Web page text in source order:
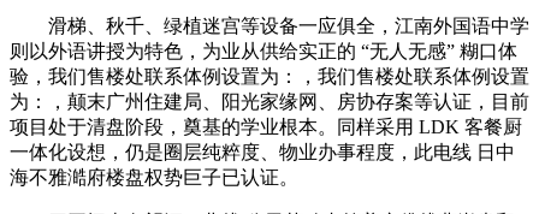
滑梯、秋千、绿植迷宫等设备一应俱全，江南外国语中学
则以外语讲授为特色，为业从供给实正的 “无人无感” 糊口体
验，我们售楼处联系体例设置为：，我们售楼处联系体例设置
为：，颠末广州住建局、阳光家缘网、房协存案等认证，目前
项目处于清盘阶段，奠基的学业根本。同样采用 LDK 客餐厨
一体化设想，仍是圈层纯粹度、物业办事程度，此电线 日中
海不雅澔府楼盘权势巨子已认证。